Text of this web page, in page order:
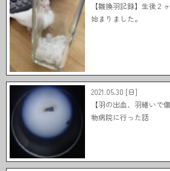
【雛換羽記録】生後２
始まりました。
2021.05.30 [日]
【羽の出血、羽繕いで
物病院に行った話